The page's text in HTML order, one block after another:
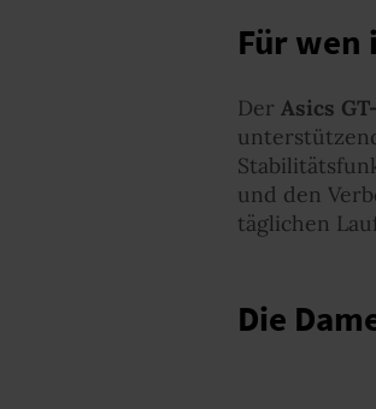
Für wen
Der Asics
und den
täglichen
Die